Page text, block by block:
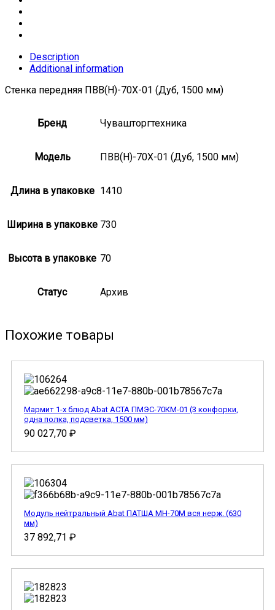
Description
Additional information
Стенка передняя ПВВ(Н)-70Х-01 (Дуб, 1500 мм)
Бренд Чувашторгтехника
Модель ПВВ(Н)-70Х-01 (Дуб, 1500 мм)
Длина в упаковке 1410
Ширина в упаковке 730
Высота в упаковке 70
Статус Архив
Похожие товары
Мармит 1-х блюд Abat АСТА ПМЭС-70КМ-01 (3 конфорки,
одна полка, подсветка, 1500 мм)
90 027,70 ₽
Модуль нейтральный Abat ПАТША МН-70М вся нерж. (630
мм)
37 892,71 ₽